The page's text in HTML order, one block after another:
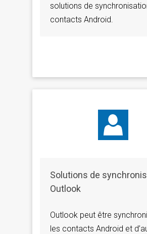
solutions de
contacts Android.
Solutions de
Outlook
Outlook peut être
les contacts Android et